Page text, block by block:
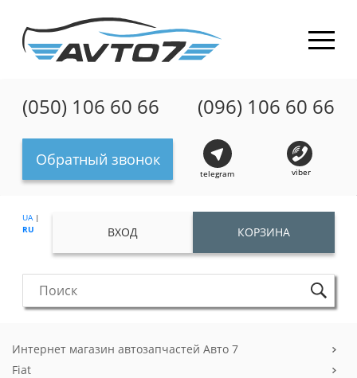
(050) 106 60 66 (096) 106 60 66
Обратный звонок
telegram viber
UA|
RU
ВХОД КОРЗИНА
Интернет магазин автозапчастей Авто 7
Fiat